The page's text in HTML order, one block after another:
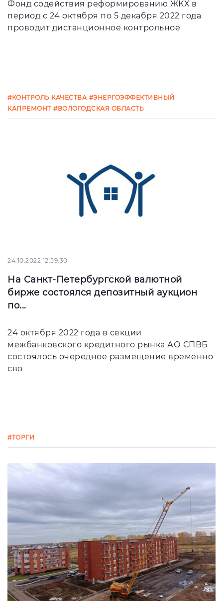
Фонд содействия реформированию ЖКХ в
период с 24 октября по 5 декабря 2022 года
проводит дистанционное контрольное
#КОНТРОЛЬ КАЧЕСТВА #ЭНЕРГОЭФФЕКТИВНЫЙ
КАПРЕМОНТ #ВОЛОГОДСКАЯ ОБЛАСТЬ
24.10.2022 12:59:30
На Санкт-Петербургской валютной
бирже состоялся депозитный аукцион
по...
24 октября 2022 года в секции
межбанковского кредитного рынка АО СПВБ
состоялось очередное размещение временно
сво
#ТОРГИ